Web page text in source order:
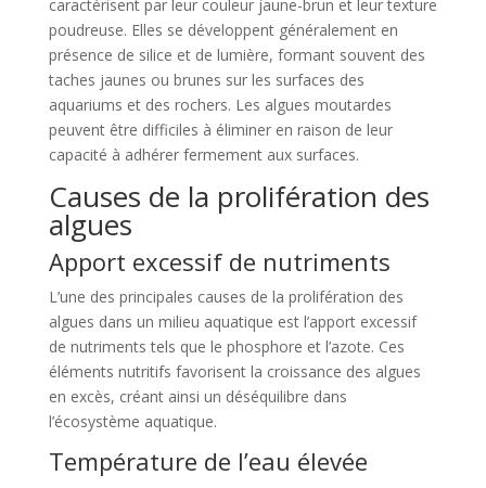
caractérisent par leur couleur jaune-brun et leur texture
poudreuse. Elles se développent généralement en
présence de silice et de lumière, formant souvent des
taches jaunes ou brunes sur les surfaces des
aquariums et des rochers. Les algues moutardes
peuvent être difficiles à éliminer en raison de leur
capacité à adhérer fermement aux surfaces.
Causes de la prolifération des
algues
Apport excessif de nutriments
L’une des principales causes de la prolifération des
algues dans un milieu aquatique est l’apport excessif
de nutriments tels que le phosphore et l’azote. Ces
éléments nutritifs favorisent la croissance des algues
en excès, créant ainsi un déséquilibre dans
l’écosystème aquatique.
Température de l’eau élevée